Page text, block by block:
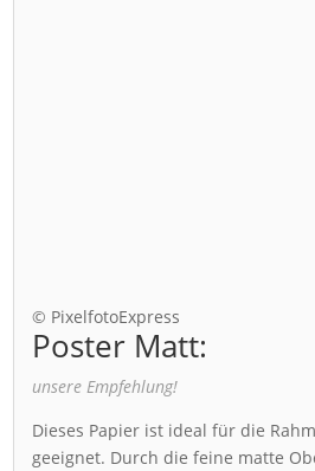
© PixelfotoExpress
Poster Matt:
unsere Empfehlung!
Dieses Papier ist ideal für die
geeignet. Durch die feine matte